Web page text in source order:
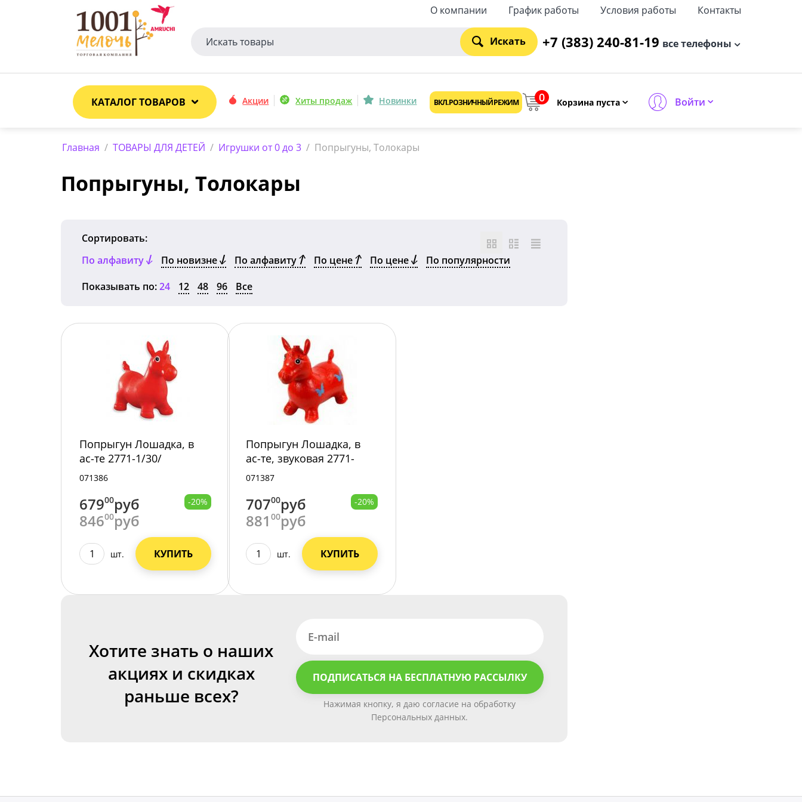
О компании График работы Условия работы Контакты
Искать +7 (383) 240-81-19 все телефоны
КАТАЛОГ ТОВАРОВ Акции Хиты продаж Новинки ВКЛ. РОЗНИЧНЫЙ РЕЖИМ 0 Корзина пуста Войти
Главная / ТОВАРЫ ДЛЯ ДЕТЕЙ / Игрушки от 0 до 3 / Попрыгуны, Толокары
Попрыгуны, Толокары
Сортировать:
По алфавиту
По новизне По алфавиту По цене По цене
По популярности
Показывать по:24 12 48 96 Все
Попрыгун Лошадка, в
ас-те 2771-1/30/
071386
67900руб
84600руб
-20%
шт. КУПИТЬ
Попрыгун Лошадка, в
ас-те, звуковая 2771-
2/30/
071387
70700руб
88100руб
-20%
шт. КУПИТЬ
Хотите знать о наших
акциях и скидках
раньше всех?
ПОДПИСАТЬСЯ НА БЕСПЛАТНУЮ РАССЫЛКУ
Нажимая кнопку, я даю согласие на обработку
Персональных данных.